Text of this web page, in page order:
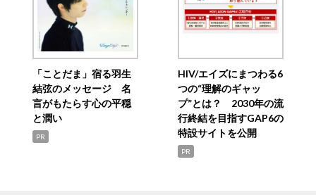
「ことだま」宿る羽生
結弦のメッセージ 名
言がもたらす心の平穏
と潤い
PR
HIV/エイズにまつわる6
つの“理解のギャッ
プ”とは？ 2030年の流
行終結を目指すGAP6の
特設サイトを公開
PR